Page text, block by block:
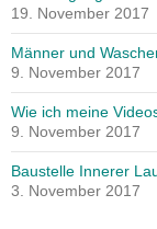
19. November 2017
Männer und
9. November 2017
Wie ich meine
9. November 2017
Baustelle Innerer
3. November 2017